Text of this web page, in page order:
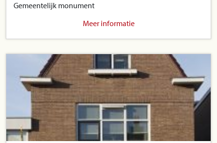
Gemeentelijk monument
Meer informatie